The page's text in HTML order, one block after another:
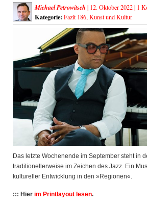
Michael Petrowitsch | 12. Oktober 2022 | 1
Kategorie: Fazit 186, Kunst und Kultur
Das letzte Wochenende im September steht in
traditionellerweise im Zeichen des Jazz. Ein
kultureller Entwicklung in den »Regionen«.
::: Hier im Printlayout lesen.